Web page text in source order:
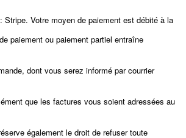
Stripe. Votre moyen de paiement est débité à la
paiement ou paiement partiel entraîne
dont vous serez informé par courrier
que les factures vous soient adressées au
également le droit de refuser toute